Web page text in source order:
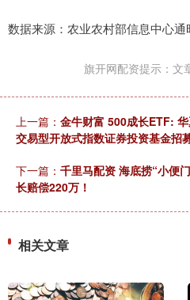
数据来源：农业农村部信息中心通
旗开网配资提示：文
上一篇： 金牛财富 500成长ETF:
交易型开放式指数证券投资基金招
下一篇： 千里马配资 海底捞“小便
长赔偿220万！
相关文章